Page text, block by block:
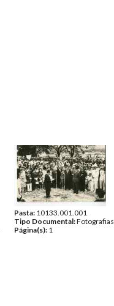
Pasta: 10133.001.001
Tipo Documental:Fotografias
Página(s): 1